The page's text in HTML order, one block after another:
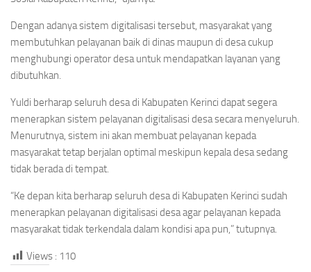
Dengan adanya sistem digitalisasi tersebut, masyarakat yang
membutuhkan pelayanan baik di dinas maupun di desa cukup
menghubungi operator desa untuk mendapatkan layanan yang
dibutuhkan.
Yuldi berharap seluruh desa di Kabupaten Kerinci dapat segera
menerapkan sistem pelayanan digitalisasi desa secara menyeluruh.
Menurutnya, sistem ini akan membuat pelayanan kepada
masyarakat tetap berjalan optimal meskipun kepala desa sedang
tidak berada di tempat.
“Ke depan kita berharap seluruh desa di Kabupaten Kerinci sudah
menerapkan pelayanan digitalisasi desa agar pelayanan kepada
masyarakat tidak terkendala dalam kondisi apa pun,” tutupnya.
Views : 110